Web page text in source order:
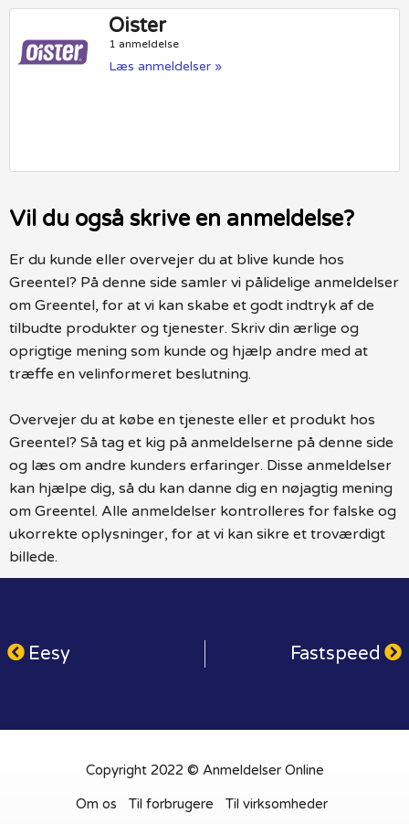
Oister
1 anmeldelse
Læs anmeldelser »
Vil du også skrive en anmeldelse?
Er du kunde eller overvejer du at blive kunde hos
Greentel? På denne side samler vi pålidelige anmeldelser
om Greentel, for at vi kan skabe et godt indtryk af de
tilbudte produkter og tjenester. Skriv din ærlige og
oprigtige mening som kunde og hjælp andre med at
træffe en velinformeret beslutning.
Overvejer du at købe en tjeneste eller et produkt hos
Greentel? Så tag et kig på anmeldelserne på denne side
og læs om andre kunders erfaringer. Disse anmeldelser
kan hjælpe dig, så du kan danne dig en nøjagtig mening
om Greentel. Alle anmeldelser kontrolleres for falske og
ukorrekte oplysninger, for at vi kan sikre et troværdigt
billede.
Eesy Fastspeed
Copyright 2022 © Anmeldelser Online
Om os Til forbrugere Til virksomheder